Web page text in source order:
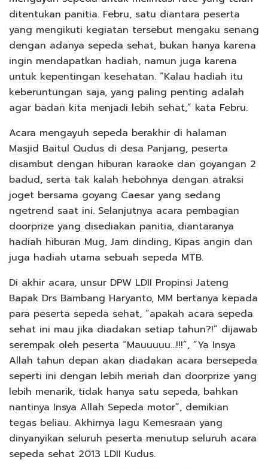
ditentukan panitia. Febru, satu diantara peserta
yang mengikuti kegiatan tersebut mengaku senang
dengan adanya sepeda sehat, bukan hanya karena
ingin mendapatkan hadiah, namun juga karena
untuk kepentingan kesehatan. “Kalau hadiah itu
keberuntungan saja, yang paling penting adalah
agar badan kita menjadi lebih sehat,” kata Febru.
Acara mengayuh sepeda berakhir di halaman
Masjid Baitul Qudus di desa Panjang, peserta
disambut dengan hiburan karaoke dan goyangan 2
badud, serta tak kalah hebohnya dengan atraksi
joget bersama goyang Caesar yang sedang
ngetrend saat ini. Selanjutnya acara pembagian
doorprize yang disediakan panitia, diantaranya
hadiah hiburan Mug, Jam dinding, Kipas angin dan
juga hadiah utama sebuah sepeda MTB.
Di akhir acara, unsur DPW LDII Propinsi Jateng
Bapak Drs Bambang Haryanto, MM bertanya kepada
para peserta sepeda sehat, “apakah acara sepeda
sehat ini mau jika diadakan setiap tahun?!” dijawab
serempak oleh peserta “Mauuuuu…!!!”, “Ya Insya
Allah tahun depan akan diadakan acara bersepeda
seperti ini dengan lebih meriah dan doorprize yang
lebih menarik, tidak hanya satu sepeda, bahkan
nantinya Insya Allah Sepeda motor”, demikian
tegas beliau. Akhirnya lagu Kemesraan yang
dinyanyikan seluruh peserta menutup seluruh acara
sepeda sehat 2013 LDII Kudus.